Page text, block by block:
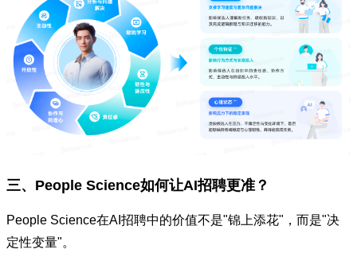
三、People Science如何让AI招聘更准？
People Science在AI招聘中的价值不是"锦上添花"，而是"决
定性变量"。